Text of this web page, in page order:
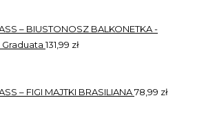
– BIUSTONOSZ BALKONETKA -
Graduata131,99 zł
– FIGI MAJTKI BRASILIANA78,99 zł